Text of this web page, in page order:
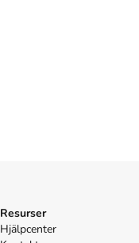
Resurser
Hjälpcenter